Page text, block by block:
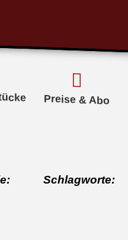
Preise & Abo
Schlagworte: